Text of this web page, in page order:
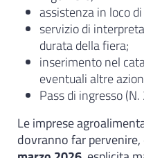
assistenza in loco
servizio di
durata della fiera;
inserimento nel
eventuali altre
Pass di ingresso
Le imprese
dovranno far